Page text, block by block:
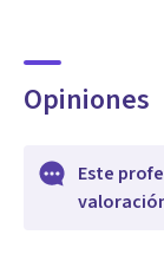
Opiniones
Este